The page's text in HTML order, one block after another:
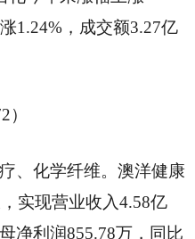
1.24%，成交额3.27亿
、化学纤维。澳洋健康
实现营业收入4.58亿
净利润855.78万，同比